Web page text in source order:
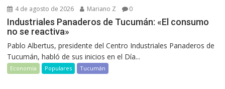
4 de agosto de 2026 Mariano Z 0
Industriales Panaderos de Tucumán: «El consumo
no se reactiva»
Pablo Albertus, presidente del Centro Industriales Panaderos de
Tucumán, habló de sus inicios en el Día...
Economía Populares Tucumán